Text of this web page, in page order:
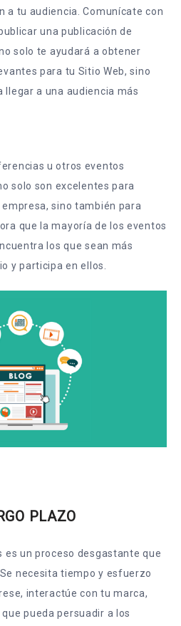
a tu audiencia. Comunícate con
una publicación de
solo te ayudará a obtener
para tu Sitio Web, sino
llegar a una audiencia más
u otros eventos
solo son excelentes para
sino también para
que la mayoría de los eventos
los que sean más
y participa en ellos.
PLAZO
es un proceso desgastante que
necesita tiempo y esfuerzo
interactúe con tu marca,
pueda persuadir a los